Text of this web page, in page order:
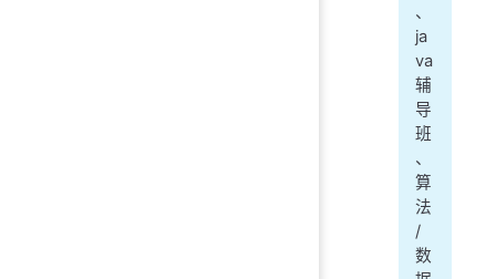
、
ja
va
辅
导
班
、
算
法
/
数